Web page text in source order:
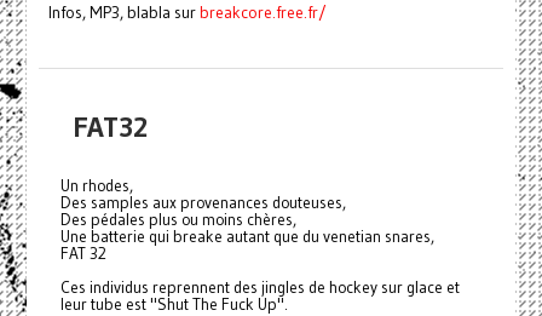
Infos, MP3, blabla surbreakcore.free.fr/
FAT32
Un rhodes,
Des samples aux provenances douteuses,
Des pédales plus ou moins chères,
Une batterie qui breake autant que du venetian snares,
FAT 32
Ces individus reprennent des jingles de hockey sur glace et
leur tube est "Shut The Fuck Up".